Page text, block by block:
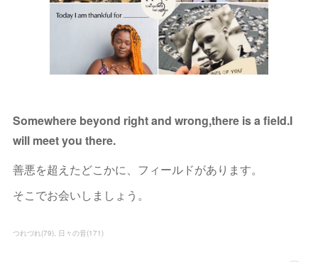
Somewhere beyond right and wrong,there is a field.I
will meet you there.
善悪を超えたどこかに、フィールドがあります。
そこでお会いしましょう。
つれづれ(79) 日々の音(171)